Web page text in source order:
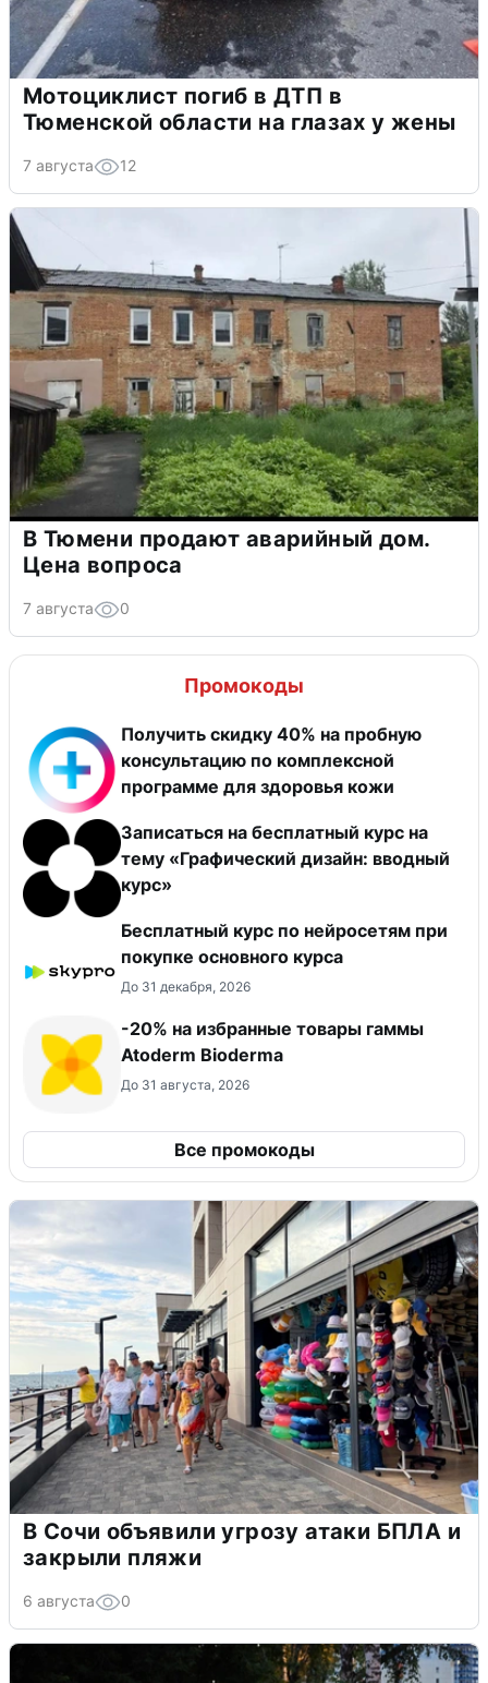
Мотоциклист погиб в ДТП в
Тюменской области на глазах у жены
7 августа 12
В Тюмени продают аварийный дом.
Цена вопроса
7 августа 0
Промокоды
Получить скидку 40% на пробную
консультацию по комплексной
программе для здоровья кожи
Записаться на бесплатный курс на
тему «Графический дизайн: вводный
курс»
Бесплатный курс по нейросетям при
покупке основного курса
До 31 декабря, 2026
-20% на избранные товары гаммы
Atoderm Bioderma
До 31 августа, 2026
Все промокоды
В Сочи объявили угрозу атаки БПЛА и
закрыли пляжи
6 августа 0